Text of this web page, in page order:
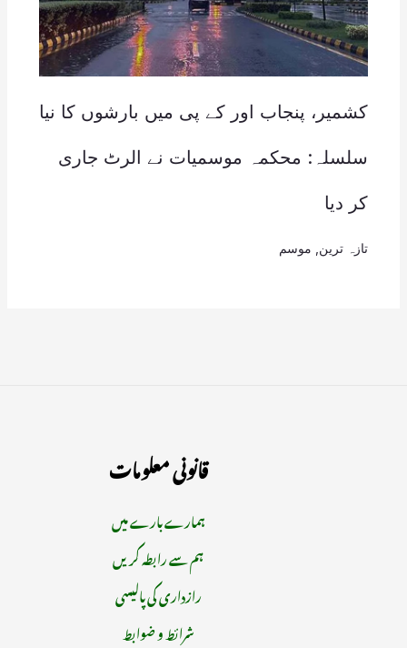
کشمیر، پنجاب اور کے پی میں بارشوں کا نیا
سلسلہ: محکمہ موسمیات نے الرٹ جاری
کر دیا
تازہ ترین موسم
قانونی معلومات
ہمارے بارے میں
ہم سے رابطہ کریں
رازداری کی پالیسی
شرائط و ضوابط